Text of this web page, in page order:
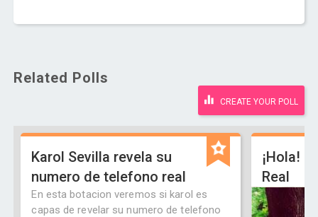
Related Polls
CREATE YOUR POLL
Karol Sevilla revela su
numero de telefono real
En esta botacion veremos si karol es
capas de revelar su numero de telefono
¡Hola!
Real